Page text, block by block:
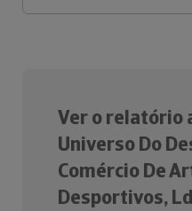
Ver o relatório
Universo Do
Comércio De
Desportivos,